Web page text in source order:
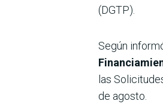
(DGTP).
Según
las
de agosto.